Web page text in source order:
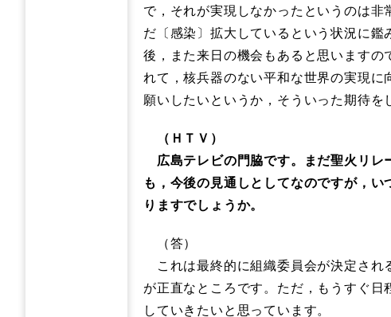
で，それが実現しなかったというのは
だ〔感染〕拡大しているという状況に
後，また来日の機会もあると思います
れて，核兵器のない平和な世界の実現
願いしたいというか，そういった期待を
（ＨＴＶ）
広島テレビの門脇です。まだ聖火リレ
も，今後の見通しとしてなのですが，
りますでしょうか。
（答）
これは最終的に組織委員会が決定され
が正直なところです。ただ，もうすぐ
していきたいと思っています。